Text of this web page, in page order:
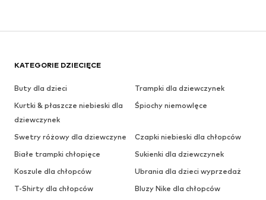
KATEGORIE DZIECIĘCE
Buty dla dzieci
Trampki dla dziewczynek
Kurtki & płaszcze niebieski dla
dziewczynek
Śpiochy niemowlęce
Swetry różowy dla dziewczyne
Czapki niebieski dla chłopców
Białe trampki chłopięce
Sukienki dla dziewczynek
Koszule dla chłopców
Ubrania dla dzieci wyprzedaż
T-Shirty dla chłopców
Bluzy Nike dla chłopców